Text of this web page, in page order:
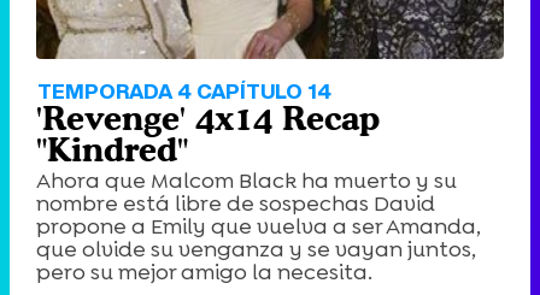
TEMPORADA 4 CAPÍTULO 14
'Revenge' 4x14 Recap
"Kindred"
Ahora que Malcom Black ha muerto y su
nombre está libre de sospechas David
propone a Emily que vuelva a ser Amanda,
que olvide su venganza y se vayan juntos,
pero su mejor amigo la necesita.